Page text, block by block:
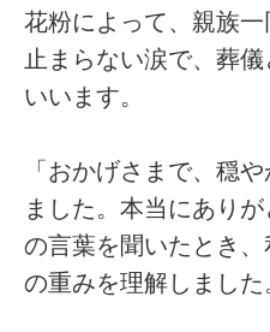
花粉によって、親族一
止まらない涙で、葬
いいます。
「おかげさまで、穏
ました。本当にあり
の言葉を聞いたとき
の重みを理解しました